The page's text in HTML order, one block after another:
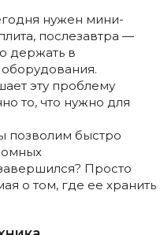
нужен мини-
послезавтра —
держать в
эту проблему
то, что нужно для
позволим быстро
Просто
о том, где ее хранить